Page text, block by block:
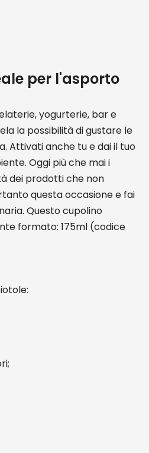
per l'asporto
yogurterie, bar e
la possibilità di gustare le
Attivati anche tu e dai il tuo
Oggi più che mai i
dei prodotti che non
questa occasione e fai
Questo cupolino
formato: 175ml (codice